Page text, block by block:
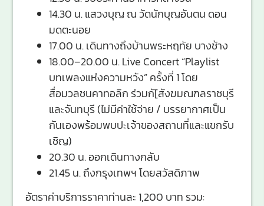
14.30 น. แสวงบุญ ณ วัดนักบุญอันตน ดอน
มดตะนอย
17.00 น. เดินทางถึงบ้านพระหฤทัย บางช้าง
18.00–20.00 น. Live Concert “Playlist
บทเพลงแห่งความหวัง” ครั้งที่ 1 โดย
สื่อมวลชนคาทอลิก ร่วมกั[สังฆมณฑลราชบุรี
และจันทบุรี (ไม่มีค่าใช้จ่าย / บรรยากาศเป็น
กันเองพร้อมพบปะเจ้าของสถานที่และแขกรับ
เชิญ)
20.30 น. ออกเดินทางกลับ
21.45 น. ถึงกรุงเทพฯ โดยสวัสดิภาพ
อัตราค่าบริการราคาท่านละ 1,200 บาท รวม: